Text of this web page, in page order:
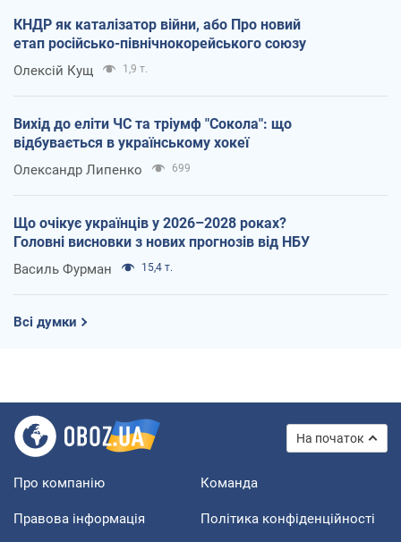
КНДР як каталізатор війни, або Про новий
етап російсько-північнокорейського союзу
Олексій Кущ 1,9 т.
Вихід до еліти ЧС та тріумф "Сокола": що
відбувається в українському хокеї
Олександр Липенко 699
Що очікує українців у 2026–2028 роках?
Головні висновки з нових прогнозів від НБУ
Василь Фурман 15,4 т.
Всі думки
На початок
Про компанію Команда
Правова інформація Політика конфіденційності